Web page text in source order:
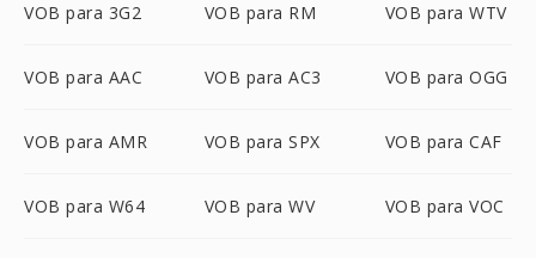
VOB para 3G2 VOB para RM VOB para WTV
VOB para AAC VOB para AC3 VOB para OGG
VOB para AMR VOB para SPX VOB para CAF
VOB para W64 VOB para WV VOB para VOC